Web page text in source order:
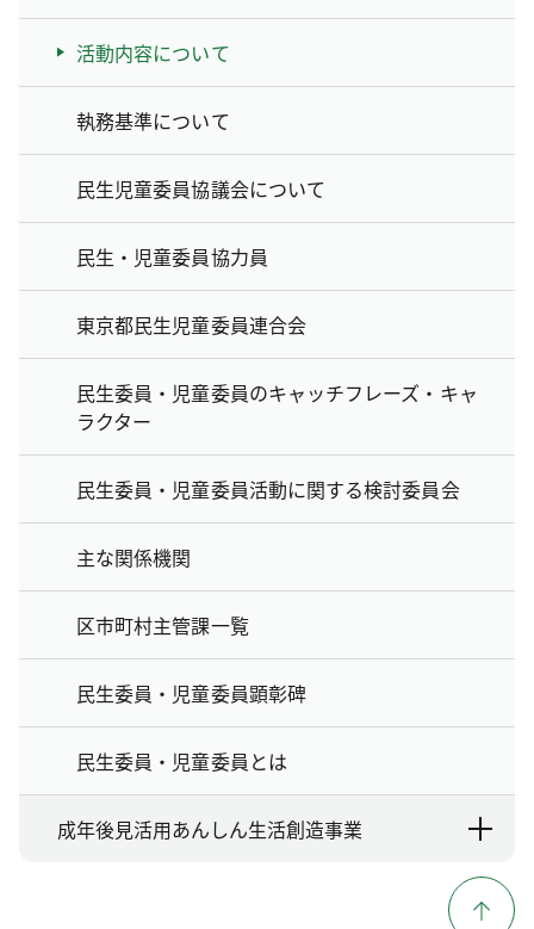
活動内容について
執務基準について
民生児童委員協議会について
民生・児童委員協力員
東京都民生児童委員連合会
民生委員・児童委員のキャッチフレーズ・キャ
ラクター
民生委員・児童委員活動に関する検討委員会
主な関係機関
区市町村主管課一覧
民生委員・児童委員顕彰碑
民生委員・児童委員とは
成年後見活用あんしん生活創造事業